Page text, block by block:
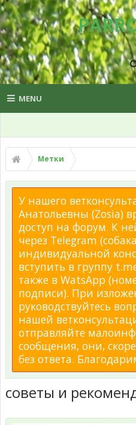
MENU
Метки
У нашего
Анатольевны (Zosia)
доступ на форум. К
через Telegram
индивидуальной
вступить в группу
также в WatsApp
подписи). При
руководствуйтесь
нашей
отправляйте
сообщения, они,
без ответа.
советы и